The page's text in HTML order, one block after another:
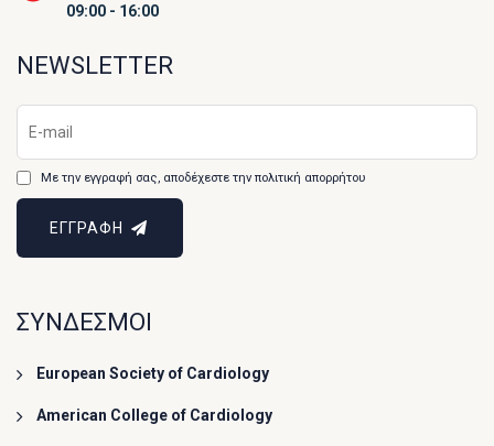
09:00 - 16:00
NEWSLETTER
Με την εγγραφή σας, αποδέχεστε την πολιτική απορρήτου
ΕΓΓΡΑΦΗ
ΣΥΝΔΕΣΜΟΙ
European Society of Cardiology
American College of Cardiology